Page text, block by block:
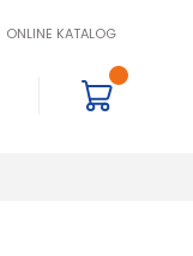
ONLINE KATALOG